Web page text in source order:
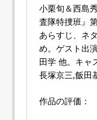
小栗旬＆西島
査隊特捜班』
あらすじ、ネ
め。ゲスト出
田学 他。キャ
長塚京三,飯田
作品の評価：